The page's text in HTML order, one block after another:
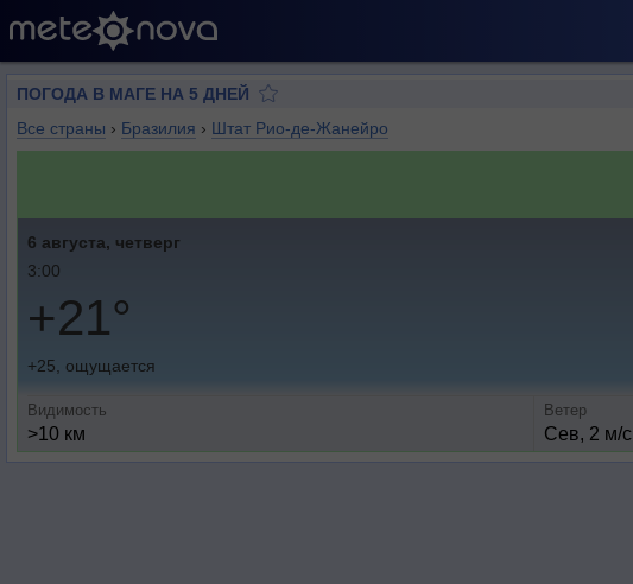
ПОГОДА В МАГЕ НА 5 ДНЕЙ
Все страны › Бразилия › Штат Рио-де-Жанейро
6 августа, четверг
3:00
+21°
+25, ощущается
Видимость
>10 км
Ветер
Сев, 2 м/с